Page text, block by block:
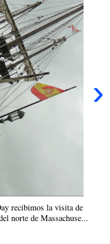
›
recibimos la visita de
norte de Massachuse...